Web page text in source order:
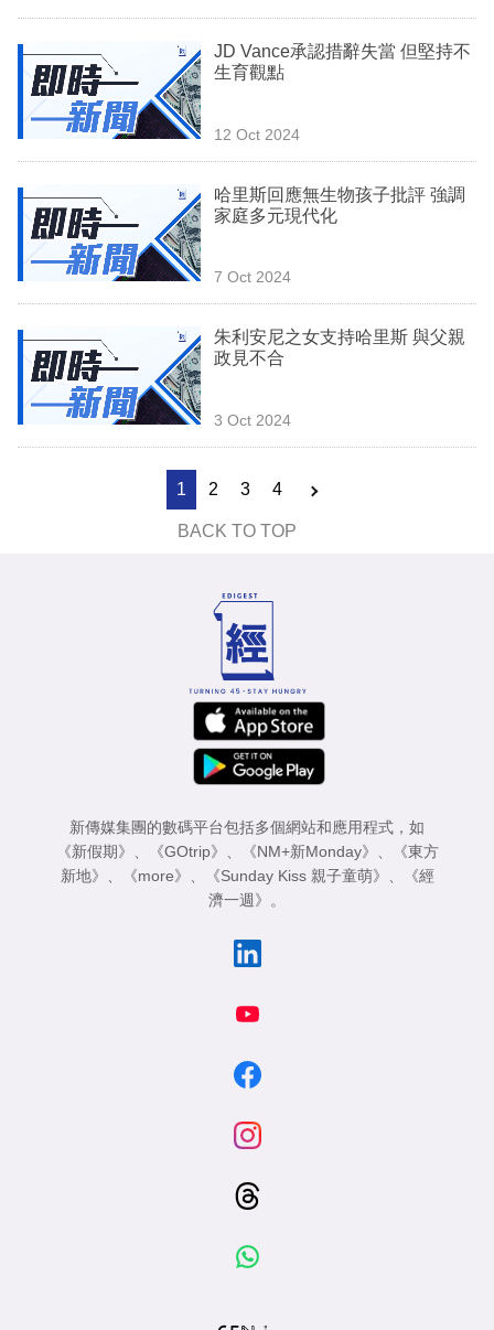
JD Vance承認措辭失當 但堅持不
生育觀點
12 Oct 2024
哈里斯回應無生物孩子批評 強調
家庭多元現代化
7 Oct 2024
朱利安尼之女支持哈里斯 與父親
政見不合
3 Oct 2024
1 2 3 4
BACK TO TOP
新傳媒集團的數碼平台包括多個網站和應用程式，如
《新假期》 、 《GOtrip》 、 《NM+新Monday》 、
《東方
新地》 、 《more》 、 《Sunday Kiss 親子童萌》 、
《經
濟一週》 。